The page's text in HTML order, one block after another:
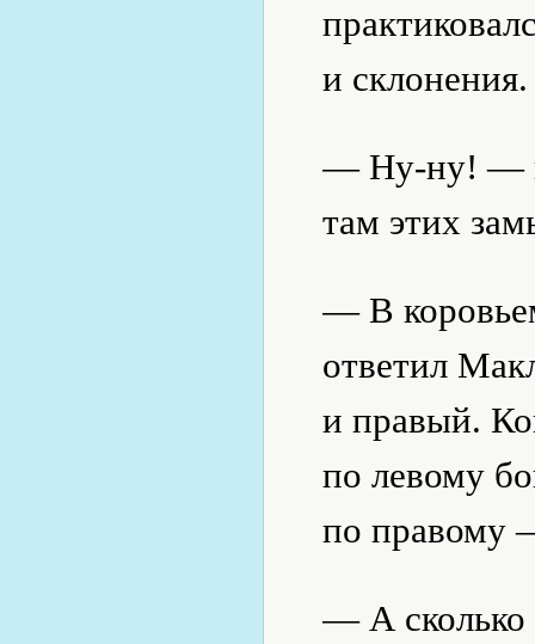
и
— Ну-ну! —
там этих
— В
ответил
и правый.
по левому
по правому
— А сколько